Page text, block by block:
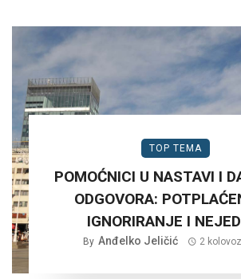
TOP TEMA
POMOĆNICI U NASTAVI I
ODGOVORA:
IGNORIRANJE I
TRETMAN…
By Anđelko Jeličić 2